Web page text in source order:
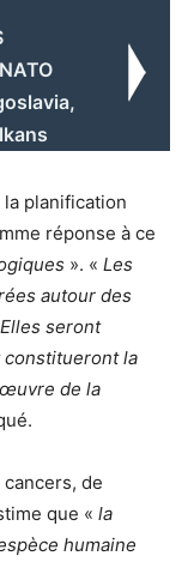
planification
réponse à ce
». « Les
autour des
seront
la
de la
cancers, de
que « la
humaine